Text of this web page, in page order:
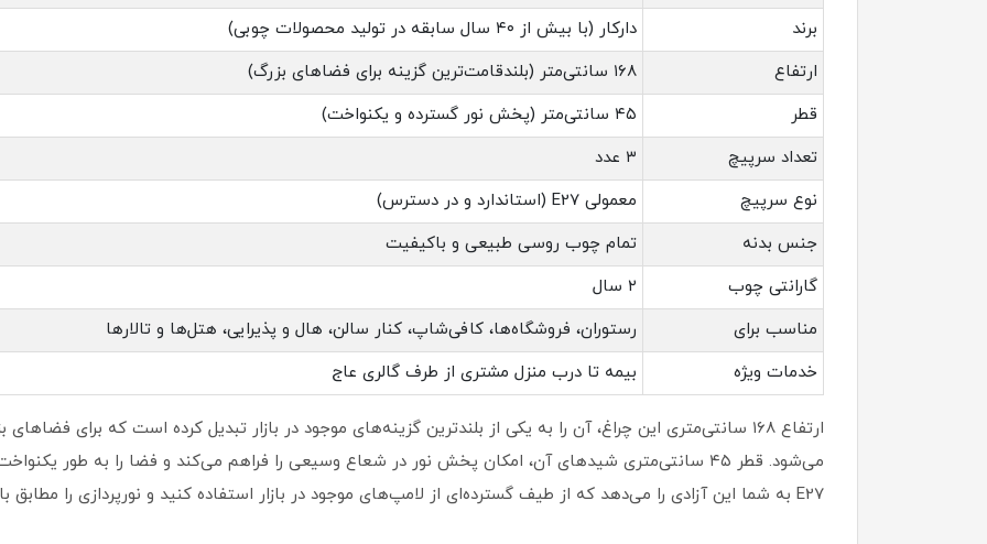
برند
دارکار (با بیش از ۴۰ سال سابقه در تولید محصولات چوبی)
ارتفاع
۱۶۸ سانتی‌متر (بلندقامت‌ترین گزینه برای فضاهای بزرگ)
قطر
۴۵ سانتی‌متر (پخش نور گسترده و یکنواخت)
تعداد سرپیچ
۳ عدد
نوع سرپیچ
معمولی E27 (استاندارد و در دسترس)
جنس بدنه
تمام چوب روسی طبیعی و باکیفیت
گارانتی چوب
۲ سال
مناسب برای
رستوران، فروشگاه‌ها، کافی‌شاپ، کنار سالن، هال و پذیرایی، هتل‌ها و تالارها
خدمات ویژه
بیمه تا درب منزل مشتری از طرف گالری عاج
ارتفاع ۱۶۸ سانتی‌متری این چراغ، آن را به یکی از بلندترین گزینه‌های موجود در بازار تبدیل کرده است که برای
می‌شود. قطر ۴۵ سانتی‌متری شیدهای آن، امکان پخش نور در شعاع وسیعی را فراهم می‌کند و فضا را به طور
E27 به شما این آزادی را می‌دهد که از طیف گسترده‌ای از لامپ‌های موجود در بازار استفاده کنید و نورپردازی را مطابق با سلیقه خود تنظیم نمایید .